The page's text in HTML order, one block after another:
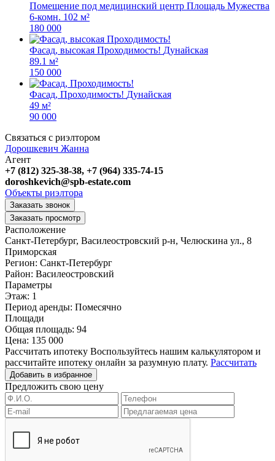
Помещение под медицинский центр Площадь Мужества
6-комн. 102 м²
180 000
Фасад, высокая Проходимость! Дунайская
89.1 м²
150 000
Фасад, Проходимость! Дунайская
49 м²
90 000
Связаться с риэлтором
Дорошкевич Жанна
Агент
+7 (812) 325-38-38, +7 (964) 335-74-15
doroshkevich@spb-estate.com
Объекты риэлтора
Заказать звонок
Заказать просмотр
Расположение
Санкт-Петербург, Василеостровский р-н, Челюскина ул., 8
Приморская
Регион: Санкт-Петербург
Район: Василеостровский
Параметры
Этаж: 1
Период аренды: Помесячно
Площади
Общая площадь: 94
Цена: 135 000
Рассчитать ипотеку Воспользуйтесь нашим калькулятором и
рассчитайте ипотеку онлайн за разумную плату. Рассчитать
Добавить в избранное
Предложить свою цену